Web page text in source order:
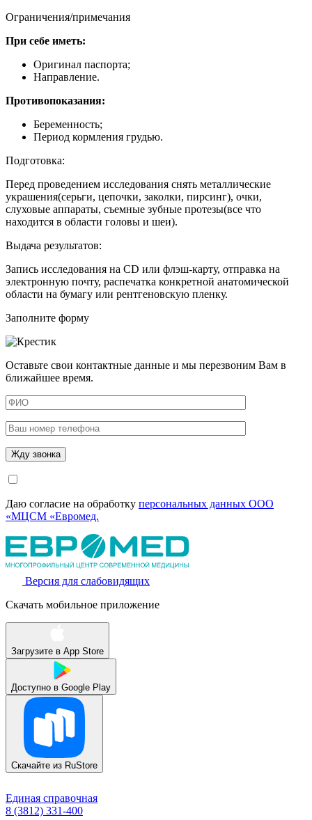
Ограничения/примечания
При себе иметь:
Оригинал паспорта;
Направление.
Противопоказания:
Беременность;
Период кормления грудью.
Подготовка:
Перед проведением исследования снять металлические
украшения(серьги, цепочки, заколки, пирсинг), очки,
слуховые аппараты, съемные зубные протезы(все что
находится в области головы и шеи).
Выдача результатов:
Запись исследования на CD или флэш-карту, отправка на
электронную почту, распечатка конкретной анатомической
области на бумагу или рентгеновскую пленку.
Заполните форму
Оставьте свои контактные данные и мы перезвоним Вам в
ближайшее время.
Даю согласие на обработку персональных данных ООО
«МЦСМ «Евромед.
Версия для слабовидящих
Скачать мобильное приложение
Загрузите в App Store
Доступно в Google Play
Скачайте из RuStore
Единая справочная
8 (3812) 331-400